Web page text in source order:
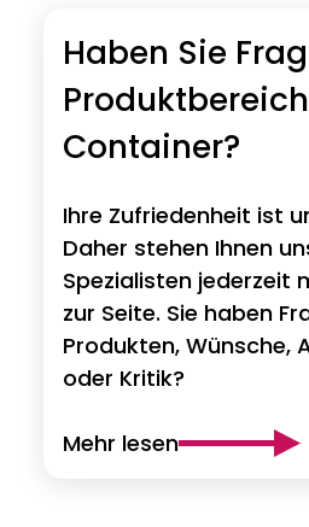
Haben Sie
Container?
Ihre Zufriedenheit ist
Daher stehen Ihnen
Spezialisten jederzeit
zur Seite. Sie haben
Produkten, Wünsche,
oder Kritik?
Mehr lesen